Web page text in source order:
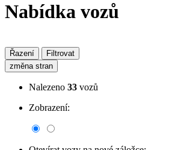
Nabídka vozů
Řazení
Filtrovat
změna stran
Nalezeno 33 vozů
Zobrazení: